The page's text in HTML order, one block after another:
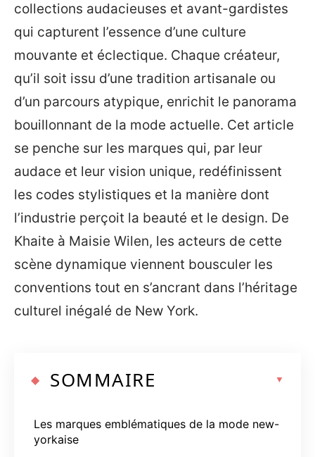
collections audacieuses et avant-gardistes
qui capturent l’essence d’une culture
mouvante et éclectique. Chaque créateur,
qu’il soit issu d’une tradition artisanale ou
d’un parcours atypique, enrichit le panorama
bouillonnant de la mode actuelle. Cet article
se penche sur les marques qui, par leur
audace et leur vision unique, redéfinissent
les codes stylistiques et la manière dont
l’industrie perçoit la beauté et le design. De
Khaite à Maisie Wilen, les acteurs de cette
scène dynamique viennent bousculer les
conventions tout en s’ancrant dans l’héritage
culturel inégalé de New York.
SOMMAIRE
Les marques emblématiques de la mode new-
yorkaise